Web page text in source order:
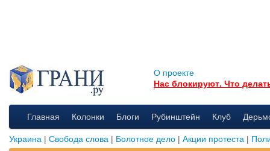
О проекте
Нас блокируют. Что
Главная Колонки Блоги Рубинштейн Клуб
Украина | Свобода слова | Болотное дело | Акции протеста |